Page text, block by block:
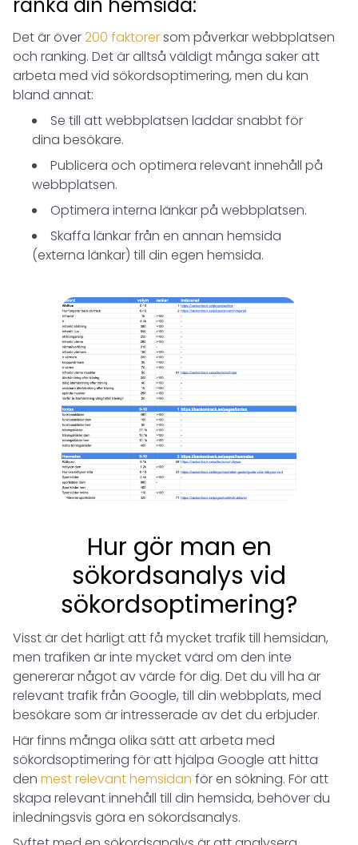
Det är över200 faktorersom påverkar webbplatsen
och ranking. Det är alltså väldigt många saker att
arbeta med vid sökordsoptimering, men du kan
bland annat:
Se till att webbplatsen laddar snabbt för
dina besökare.
Publicera och optimera relevant innehåll på
webbplatsen.
Optimera interna länkar på webbplatsen.
Skaffa länkar från en annan hemsida
(externa länkar) till din egen hemsida.
Hur gör man en
sökordsanalys vid
sökordsoptimering?
Visst är det härligt att få mycket trafik till hemsidan,
men trafiken är inte mycket värd om den inte
genererar något av värde för dig. Det du vill ha är
relevant trafik från Google, till din webbplats, med
besökare som är intresserade av det du erbjuder.
Här finns många olika sätt att arbeta med
sökordsoptimering för att hjälpa Google att hitta
den mest relevant hemsidan för en sökning. För att
skapa relevant innehåll till din hemsida, behöver du
inledningsvis göra en sökordsanalys.